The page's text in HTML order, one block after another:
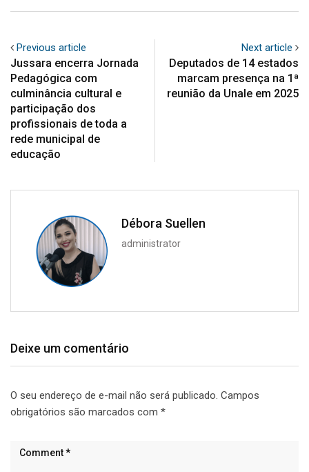
Previous article
Jussara encerra Jornada
Pedagógica com
culminância cultural e
participação dos
profissionais de toda a
rede municipal de
educação
Next article
Deputados de 14 estados
marcam presença na 1ª
reunião da Unale em 2025
Débora Suellen
administrator
Deixe um comentário
O seu endereço de e-mail não será publicado. Campos
obrigatórios são marcados com *